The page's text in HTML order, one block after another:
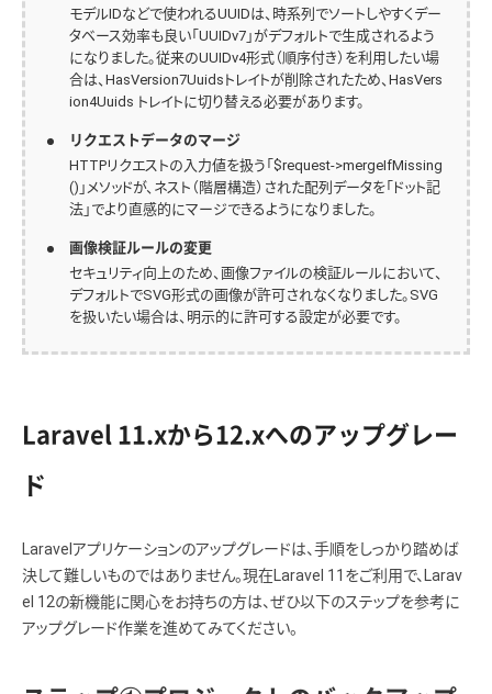
モデルIDなどで使われるUUIDは、時系列でソートしやすくデー
タベース効率も良い「UUIDv7」がデフォルトで生成されるよう
になりました。従来のUUIDv4形式（順序付き）を利用したい場
合は、HasVersion7Uuidsトレイトが削除されたため、HasVers
ion4Uuids トレイトに切り替える必要があります。
リクエストデータのマージ
HTTPリクエストの入力値を扱う「$request->mergeIfMissing
()」メソッドが、ネスト（階層構造）された配列データを「ドット記
法」でより直感的にマージできるようになりました。
画像検証ルールの変更
セキュリティ向上のため、画像ファイルの検証ルールにおいて、
デフォルトでSVG形式の画像が許可されなくなりました。SVG
を扱いたい場合は、明示的に許可する設定が必要です。
Laravel 11.xから12.xへのアップグレー
ド
Laravelアプリケーションのアップグレードは、手順をしっかり踏めば
決して難しいものではありません。現在Laravel 11をご利用で、Larav
el 12の新機能に関心をお持ちの方は、ぜひ以下のステップを参考に
アップグレード作業を進めてみてください。